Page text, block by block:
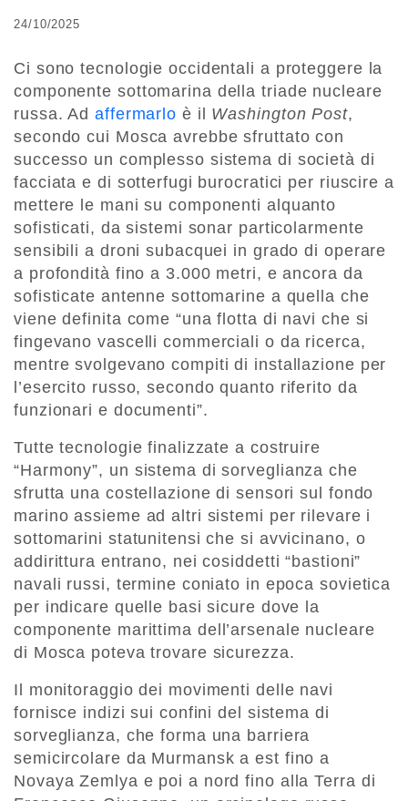
24/10/2025
Ci sono tecnologie occidentali a proteggere la
componente sottomarina della triade nucleare
russa. Adaffermarlo è il Washington Post,
secondo cui Mosca avrebbe sfruttato con
successo un complesso sistema di società di
facciata e di sotterfugi burocratici per riuscire a
mettere le mani su componenti alquanto
sofisticati, da sistemi sonar particolarmente
sensibili a droni subacquei in grado di operare
a profondità fino a 3.000 metri, e ancora da
sofisticate antenne sottomarine a quella che
viene definita come “una flotta di navi che si
fingevano vascelli commerciali o da ricerca,
mentre svolgevano compiti di installazione per
l’esercito russo, secondo quanto riferito da
funzionari e documenti”.
Tutte tecnologie finalizzate a costruire
“Harmony”, un sistema di sorveglianza che
sfrutta una costellazione di sensori sul fondo
marino assieme ad altri sistemi per rilevare i
sottomarini statunitensi che si avvicinano, o
addirittura entrano, nei cosiddetti “bastioni”
navali russi, termine coniato in epoca sovietica
per indicare quelle basi sicure dove la
componente marittima dell’arsenale nucleare
di Mosca poteva trovare sicurezza.
Il monitoraggio dei movimenti delle navi
fornisce indizi sui confini del sistema di
sorveglianza, che forma una barriera
semicircolare da Murmansk a est fino a
Novaya Zemlya e poi a nord fino alla Terra di